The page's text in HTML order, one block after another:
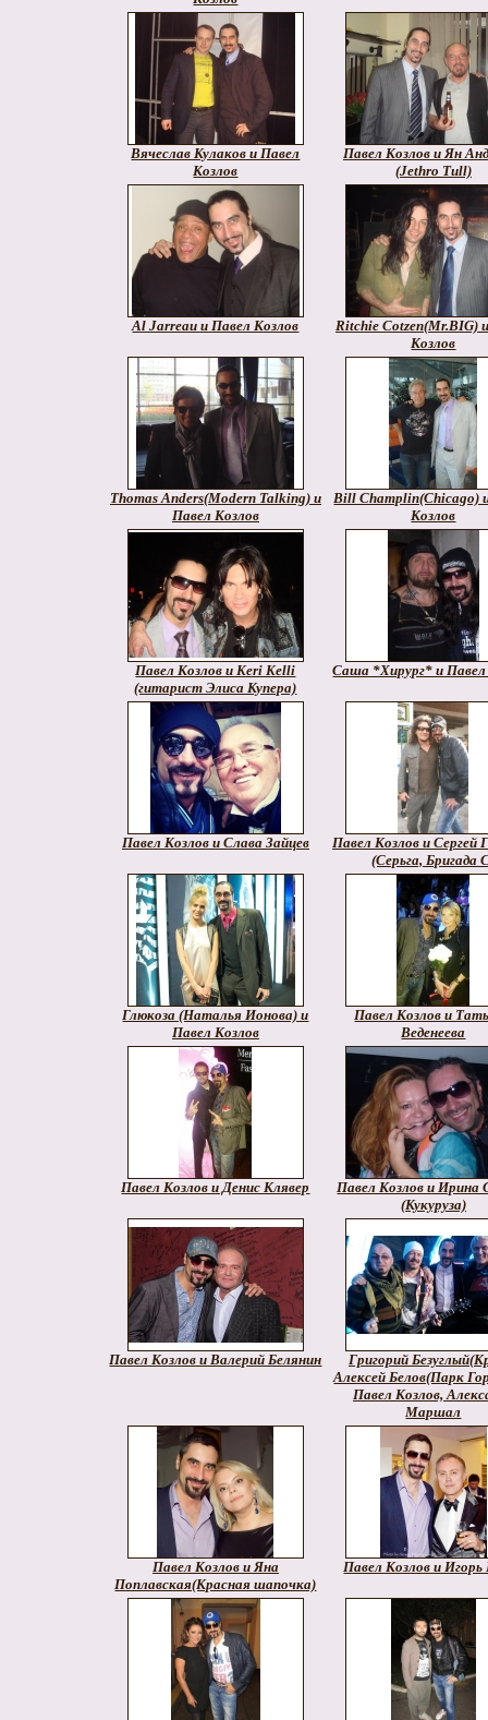
Вячеслав Кулаков и Павел
Козлов
Павел Козлов и Ян
(Jethro Tull)
Al Jarreau и Павел Козлов
Ritchie Cotzen(Mr.BIG)
Козлов
Thomas Anders(Modern Talking) и
Павел Козлов
Bill Champlin(Chicago)
Козлов
Павел Козлов и Keri Kelli
(гитарист Элиса Купера)
Саша *Хирург* и Павел
Павел Козлов и Слава Зайцев
Павел Козлов и Сергей
(Серьга, Бригада
Глюкоза (Наталья Ионова) и
Павел Козлов
Павел Козлов и
Веденеева
Павел Козлов и Денис Клявер
Павел Козлов и Ирина
(Кукуруза)
Павел Козлов и Валерий Белянин
Григорий
Алексей Белов(Парк
Павел Козлов,
Маршал
Павел Козлов и Яна
Поплавская(Красная шапочка)
Павел Козлов и Игорь